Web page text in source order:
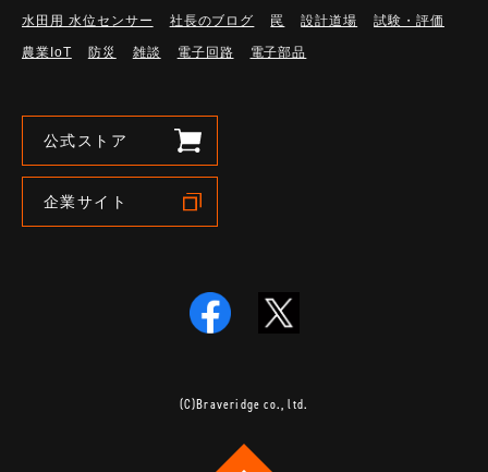
水田用 水位センサー 社長のブログ 罠 設計道場 試験・評価
農業IoT 防災 雑談 電子回路 電子部品
公式ストア
企業サイト
(C)Braveridge co., ltd.